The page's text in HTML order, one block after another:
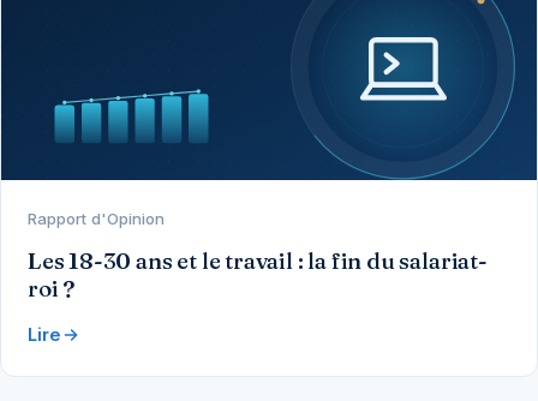
Rapport d'Opinion
Les 18-30 ans et le travail : la fin du salariat-
roi ?
Lire